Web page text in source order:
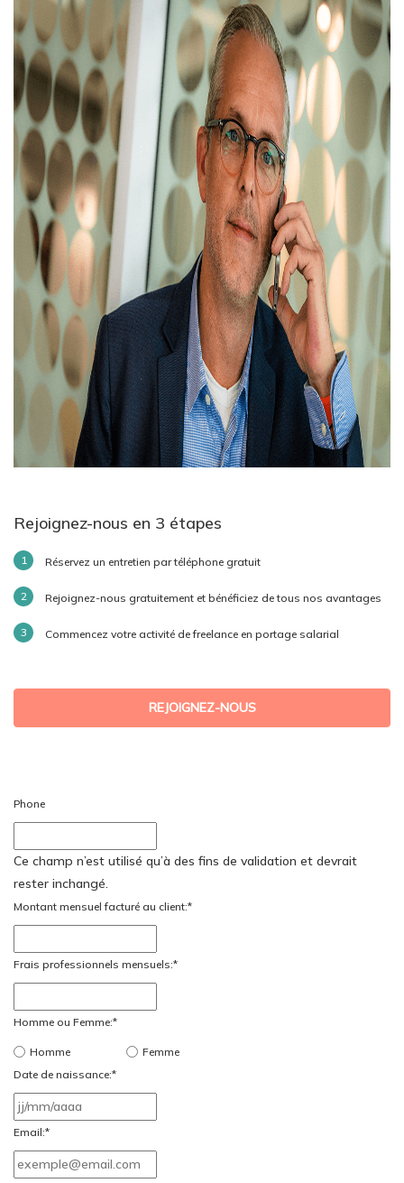
Rejoignez-nous en 3 étapes
Réservez un entretien par téléphone gratuit
Rejoignez-nous gratuitement et bénéficiez de tous nos avantages
Commencez votre activité de freelance en portage salarial
REJOIGNEZ-NOUS
Phone
Ce champ n’est utilisé qu’à des fins de validation et devrait
rester inchangé.
Montant mensuel facturé au client:*
Frais professionnels mensuels:*
Homme ou Femme:*
Homme
Femme
Date de naissance:*
slash
MM
Email:*